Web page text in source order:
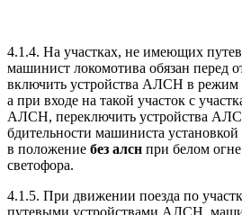
4.1.4. На участках, не имеющих
машинист локомотива обязан перед
включить устройства АЛСН в режим
а при входе на такой участок с
АЛСН, переключить устройства
бдительности машиниста
в положение без алсн при белом
светофора.
4.1.5. При движении поезда по